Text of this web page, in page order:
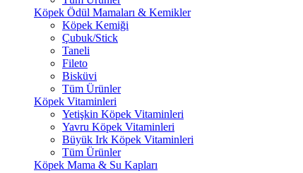
Köpek Ödül Mamaları & Kemikler
Köpek Kemiği
Çubuk/Stick
Taneli
Fileto
Bisküvi
Tüm Ürünler
Köpek Vitaminleri
Yetişkin Köpek Vitaminleri
Yavru Köpek Vitaminleri
Büyük Irk Köpek Vitaminleri
Tüm Ürünler
Köpek Mama & Su Kapları